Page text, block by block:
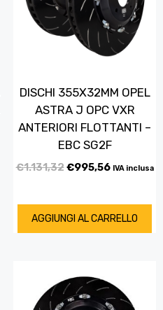
DISCHI 355X32MM OPEL
ASTRA J OPC VXR
ANTERIORI FLOTTANTI –
EBC SG2F
€1.131,32€995,56 IVA inclusa
AGGIUNGI AL CARRELLO